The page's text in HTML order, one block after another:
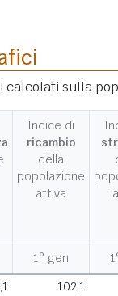
sulla
Indice di
ricambio
della
popolazione
attiva
1° gen
102,1